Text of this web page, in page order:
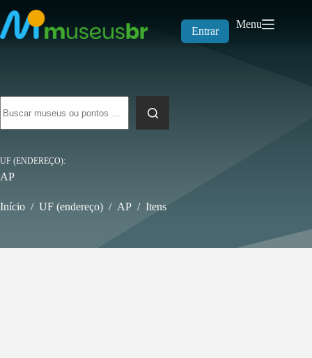
para
o
conteúdo
Entrar
Menu
resultados
UF (ENDEREÇO)
AP
Início / UF (endereço) / AP / Itens